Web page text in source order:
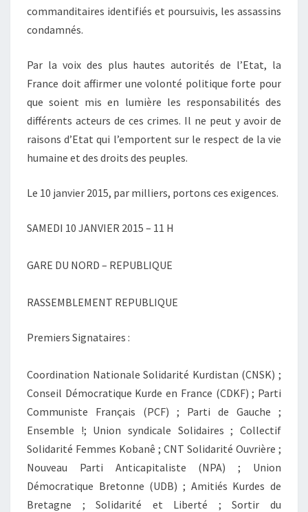
commanditaires identifiés et poursuivis, les assassins
condamnés.
Par la voix des plus hautes autorités de l’Etat, la
France doit affirmer une volonté politique forte pour
que soient mis en lumière les responsabilités des
différents acteurs de ces crimes. Il ne peut y avoir de
raisons d’Etat qui l’emportent sur le respect de la vie
humaine et des droits des peuples.
Le 10 janvier 2015, par milliers, portons ces exigences.
SAMEDI 10 JANVIER 2015 – 11 H
GARE DU NORD – REPUBLIQUE
RASSEMBLEMENT REPUBLIQUE
Premiers Signataires :
Coordination Nationale Solidarité Kurdistan (CNSK) ;
Conseil Démocratique Kurde en France (CDKF) ; Parti
Communiste Français (PCF) ; Parti de Gauche ;
Ensemble !; Union syndicale Solidaires ; Collectif
Solidarité Femmes Kobanê ; CNT Solidarité Ouvrière ;
Nouveau Parti Anticapitaliste (NPA) ; Union
Démocratique Bretonne (UDB) ; Amitiés Kurdes de
Bretagne ; Solidarité et Liberté ; Sortir du